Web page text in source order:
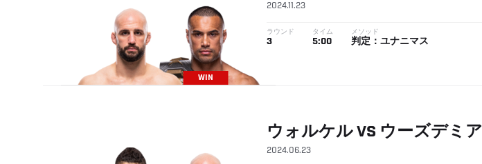
WIN
2024.11.23
ラウンド
3
タイム
5:00
メソッド
判定：ユナニマス
ウォルケル VS ウーズデミア
2024.06.23